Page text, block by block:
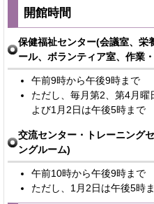
開館時間
保健福祉センター(会議室、栄
ール、ボランティア室、作業
午前9時から午後9時まで
ただし、毎月第2、第4月
よび1月2日は午後5時まで
交流センター・トレーニング
ングルーム)
午前10時から午後9時まで
ただし、1月2日は午後5時